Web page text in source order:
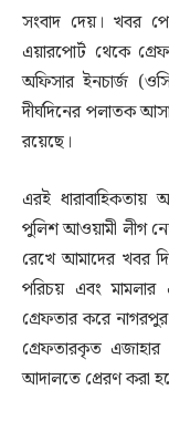
সংবাদ দেয়। খবর
এয়ারপোর্ট থেকে
অফিসার ইনচার্জ
দীর্ঘদিনের পলাতক
রয়েছে।
এরই
পুলিশ আওয়ামী লীগ
রেখে আমাদের খবর
পরিচয় এবং মামলার
গ্রেফতার করে
গ্রেফতারকৃত
আদালতে প্রেরণ করা